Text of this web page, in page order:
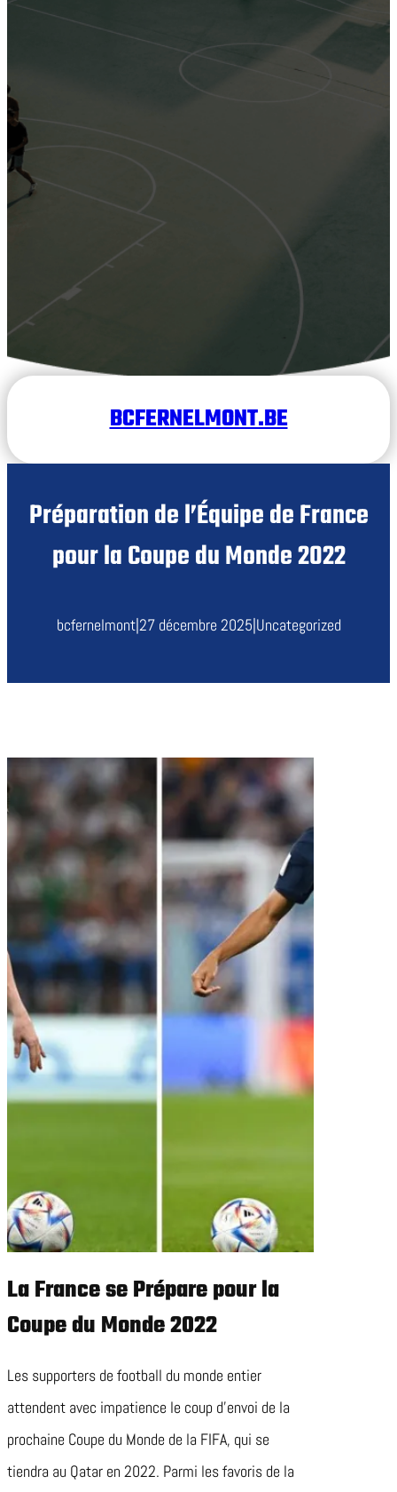
BCFERNELMONT.BE
Préparation de l’Équipe de France
pour la Coupe du Monde 2022
bcfernelmont|27 décembre 2025|Uncategorized
La France se Prépare pour la
Coupe du Monde 2022
Les supporters de football du monde entier
attendent avec impatience le coup d’envoi de la
prochaine Coupe du Monde de la FIFA, qui se
tiendra au Qatar en 2022. Parmi les favoris de la